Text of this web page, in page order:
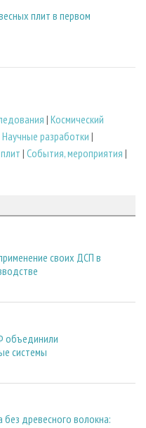
плит в первом
| Космический
Научные разработки |
| События, мероприятия |
своих ДСП в
объединили
системы
без древесного волокна: